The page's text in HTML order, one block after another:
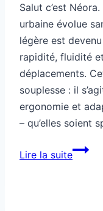
Salut c’est
urbaine évolue
légère est
rapidité, fluidité
déplacements.
souplesse : il
ergonomie et
– qu’elles soient
Lire la suiteMobilité